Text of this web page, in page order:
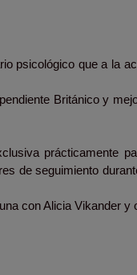
psicológico que a la
Británico y
prácticamente
de seguimiento
con Alicia Vikander y